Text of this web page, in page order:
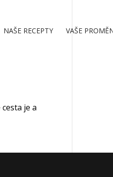
NAŠE RECEPTY VAŠE
je a